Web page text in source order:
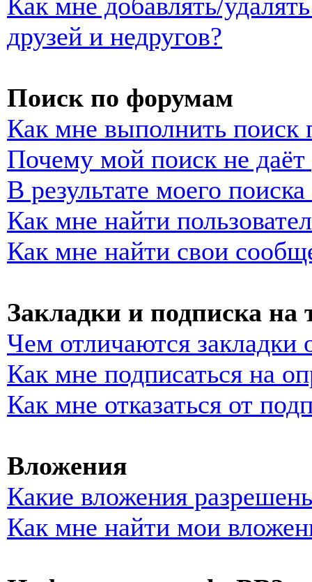
друзей и недругов?
Поиск по форумам
Как мне выполнить
Почему мой поиск не даёт
В результате моего
Как мне найти
Как мне найти свои
Закладки и подписка на
Чем отличаются закладки
Как мне подписаться на
Как мне отказаться от
Вложения
Какие вложения
Как мне найти мои